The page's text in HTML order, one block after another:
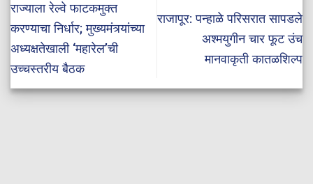
राज्याला रेल्वे फाटकमुक्त
करण्याचा निर्धार; मुख्यमंत्र्यांच्या
अध्यक्षतेखाली ‘महारेल’ची
उच्चस्तरीय बैठक
राजापूर: पन्हाळे परिसरात सापडले
अश्मयुगीन चार फूट उंच
मानवाकृती कातळशिल्प